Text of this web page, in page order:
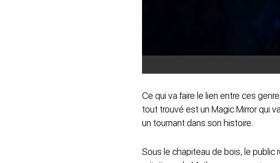
Ce qui va faire le lien entre ces
tout trouvé est un Magic Mirror qui
un tournant dans son histoire.
Sous le chapiteau de bois, le public